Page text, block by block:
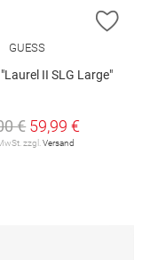
HINZUFÜGEN
GUESS
II SLG Large"
€ 59,99 €
zzgl.Versand